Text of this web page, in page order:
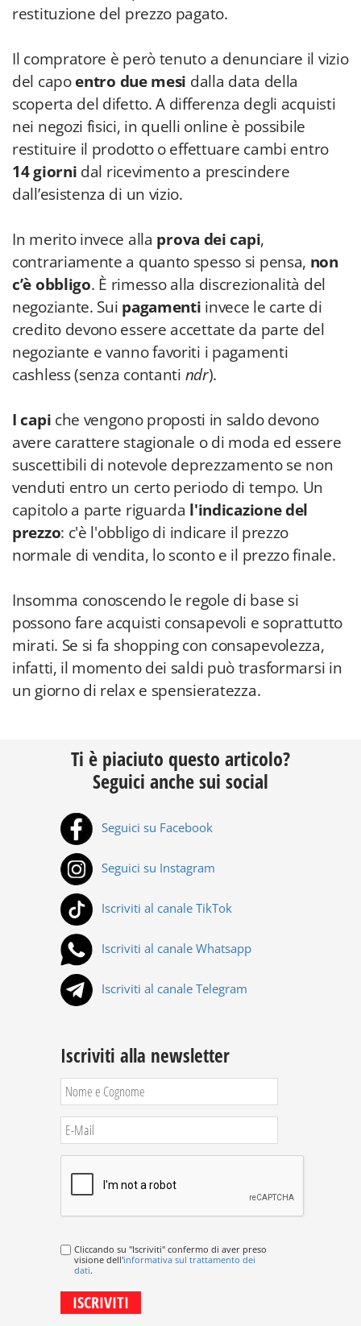
restituzione del prezzo pagato.
Il compratore è però tenuto a denunciare il vizio
del capoentro due mesi dalla data della
scoperta del difetto. A differenza degli acquisti
nei negozi fisici, in quelli online è possibile
restituire il prodotto o effettuare cambi entro
14 giorni dal ricevimento a prescindere
dall’esistenza di un vizio.
In merito invece alla prova dei capi,
contrariamente a quanto spesso si pensa, non
c’è obbligo. È rimesso alla discrezionalità del
negoziante. Sui pagamenti invece le carte di
credito devono essere accettate da parte del
negoziante e vanno favoriti i pagamenti
cashless (senza contanti ndr).
I capi che vengono proposti in saldo devono
avere carattere stagionale o di moda ed essere
suscettibili di notevole deprezzamento se non
venduti entro un certo periodo di tempo. Un
capitolo a parte riguarda l'indicazione del
prezzo: c'è l'obbligo di indicare il prezzo
normale di vendita, lo sconto e il prezzo finale.
Insomma conoscendo le regole di base si
possono fare acquisti consapevoli e soprattutto
mirati. Se si fa shopping con consapevolezza,
infatti, il momento dei saldi può trasformarsi in
un giorno di relax e spensieratezza.
Ti è piaciuto questo articolo?
Seguici anche sui social
Seguici su Facebook
Seguici su Instagram
Iscriviti al canale TikTok
Iscriviti al canale Whatsapp
Iscriviti al canale Telegram
Iscriviti alla newsletter
Cliccando su "Iscriviti" confermo di aver preso
visione dell'informativa sul trattamento dei
dati.